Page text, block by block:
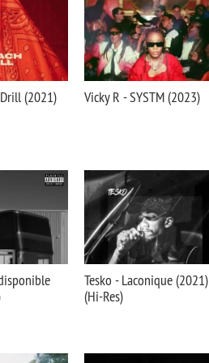
(2021) Vicky R - SYSTM (2023)
Tesko - Laconique (2021)
(Hi-Res)